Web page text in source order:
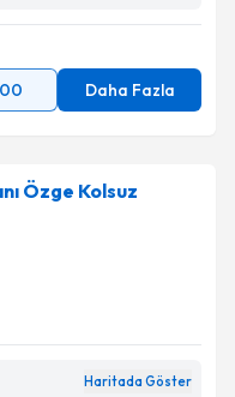
Daha Fazla
Özge Kolsuz
Haritada Göster